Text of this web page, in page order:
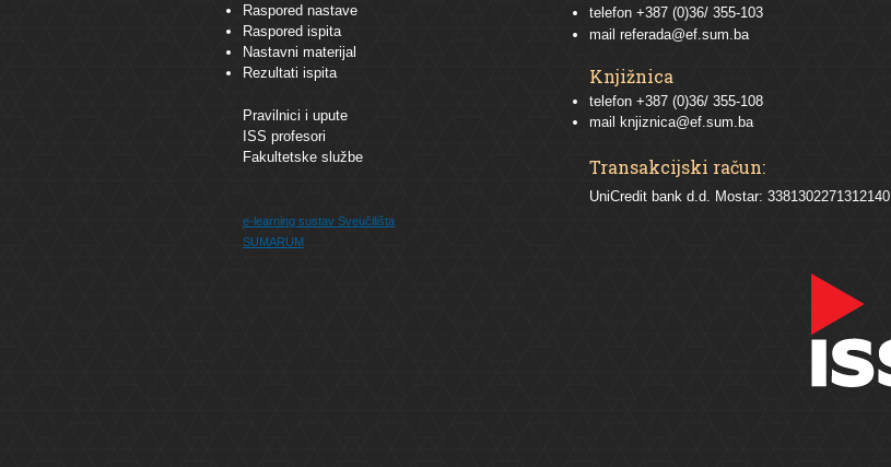
Raspored nastave
Raspored ispita
Nastavni materijal
Rezultati ispita
Pravilnici i upute
ISS profesori
Fakultetske službe
e-learning sustav Sveučilišta
SUMARUM
telefon +387 (0)36/ 355-103
mail referada@ef.sum.ba
Knjižnica
telefon +387 (0)36/ 355-108
mail
knjiznica@ef.sum.ba
Transakcijski račun:
UniCredit bank d.d. Mostar: 3381302271312140